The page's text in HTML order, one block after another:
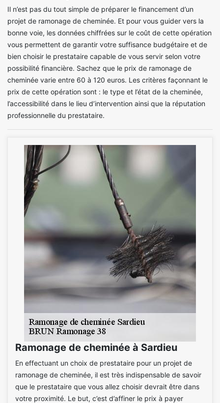
Il n’est pas du tout simple de préparer le financement d’un
projet de ramonage de cheminée. Et pour vous guider vers la
bonne voie, les données chiffrées sur le coût de cette opération
vous permettent de garantir votre suffisance budgétaire et de
bien choisir le prestataire capable de vous servir selon votre
possibilité financière. Sachez que le prix de ramonage de
cheminée varie entre 60 à 120 euros. Les critères façonnant le
prix de cette opération sont : le type et l’état de la cheminée,
l’accessibilité dans le lieu d’intervention ainsi que la réputation
professionnelle du prestataire.
Ramonage de cheminée à Sardieu
En effectuant un choix de prestataire pour un projet de
ramonage de cheminée, il est très indispensable de savoir
que le prestataire que vous allez choisir devrait être dans
votre proximité. Le but, c’est d’affiner le prix à payer